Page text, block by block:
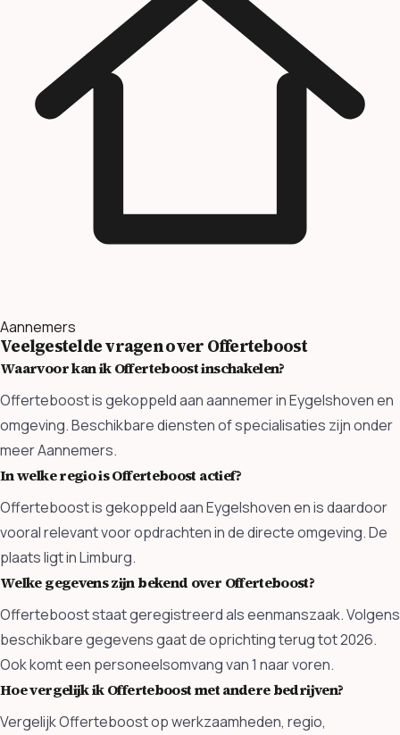
Aannemers
Veelgestelde vragen over Offerteboost
Waarvoor kan ik Offerteboost inschakelen?
Offerteboost is gekoppeld aan aannemer in Eygelshoven en
omgeving. Beschikbare diensten of specialisaties zijn onder
meer Aannemers.
In welke regio is Offerteboost actief?
Offerteboost is gekoppeld aan Eygelshoven en is daardoor
vooral relevant voor opdrachten in de directe omgeving. De
plaats ligt in Limburg.
Welke gegevens zijn bekend over Offerteboost?
Offerteboost staat geregistreerd als eenmanszaak. Volgens
beschikbare gegevens gaat de oprichting terug tot 2026.
Ook komt een personeelsomvang van 1 naar voren.
Hoe vergelijk ik Offerteboost met andere bedrijven?
Vergelijk Offerteboost op werkzaamheden, regio,